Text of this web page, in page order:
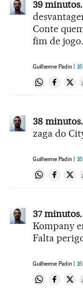
39 minutos.
Conte
fim de jogo.
Guilherme Padin
Compartir
38 minutos.
zaga do
Guilherme Padin
Compartir
37 minutos.
Kompany
Falta
Guilherme Padin
Compartir